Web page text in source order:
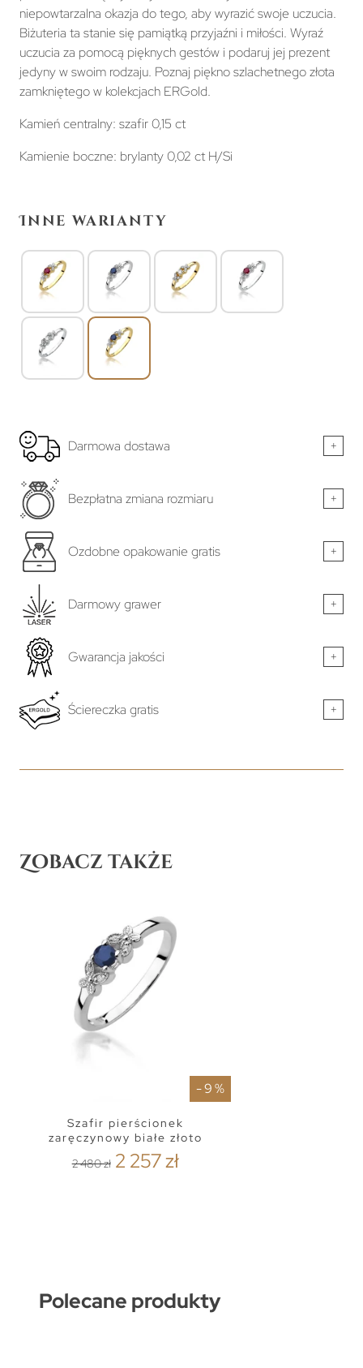
niepowtarzalna okazja do tego, aby wyrazić swoje uczucia.
Biżuteria ta stanie się pamiątką przyjaźni i miłości. Wyraź
uczucia za pomocą pięknych gestów i podaruj jej prezent
jedyny w swoim rodzaju. Poznaj piękno szlachetnego złota
zamkniętego w kolekcjach ERGold.
Kamień centralny: szafir 0,15 ct
Kamienie boczne: brylanty 0,02 ct H/Si
Inne warianty
Darmowa dostawa +
Bezpłatna zmiana rozmiaru +
Ozdobne opakowanie gratis +
Darmowy grawer +
Gwarancja jakości +
Ściereczka gratis +
Zobacz także
- 9 %
Szafir pierścionek
zaręczynowy białe złoto
2 480 zł 2 257 zł
Polecane produkty